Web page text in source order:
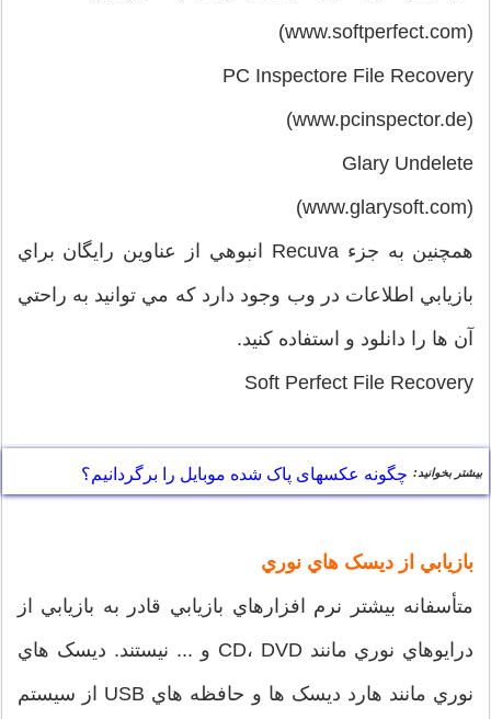
(www.softperfect.com)
PC Inspectore File Recovery
(www.pcinspector.de)
Glary Undelete
(www.glarysoft.com)
همچنين به جزء Recuva انبوهي از عناوين رايگان براي
بازيابي اطلاعات در وب وجود دارد که مي توانيد به راحتي
آن ها را دانلود و استفاده کنيد.
Soft Perfect File Recovery
بیشتر بخوانید: چگونه عکسهای پاک شده موبایل را برگردانیم؟
بازيابي از ديسک هاي نوري
متأسفانه بيشتر نرم افزارهاي بازيابي قادر به بازيابي از
درايوهاي نوري مانند CD، DVD و ... نيستند. ديسک هاي
نوري مانند هارد ديسک ها و حافظه هاي USB از سيستم